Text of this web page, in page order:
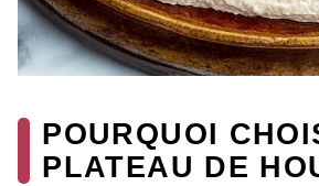
POURQUOI
PLATEAU DE